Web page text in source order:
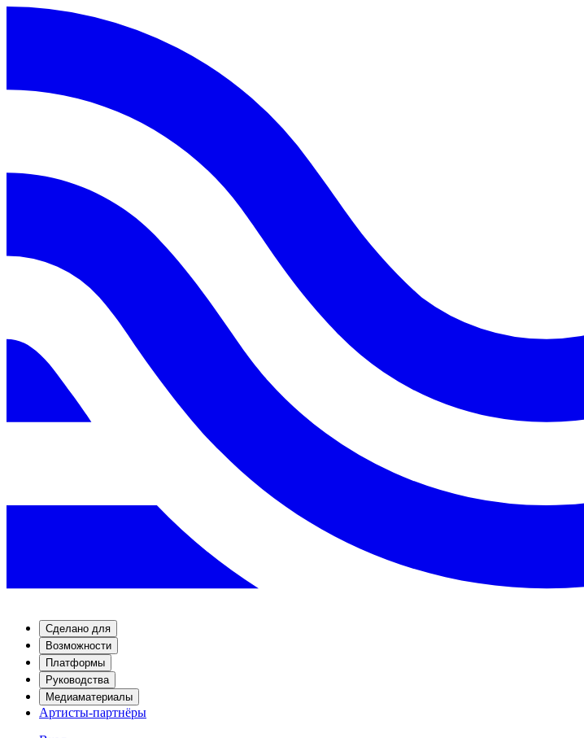
Сделано для
Возможности
Платформы
Руководства
Медиаматериалы
Артисты-партнёры